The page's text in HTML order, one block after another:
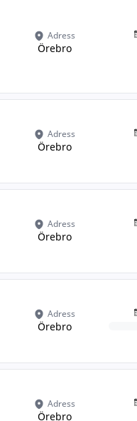
Adress
Örebro
Adress
Örebro
Adress
Örebro
Adress
Örebro
Adress
Örebro